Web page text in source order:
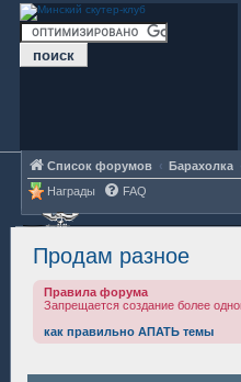
Список форумов Барахолка
Награды
FAQ
Продам разное
Правила форума
Запрещается создание более
как правильно АПАТЬ темы